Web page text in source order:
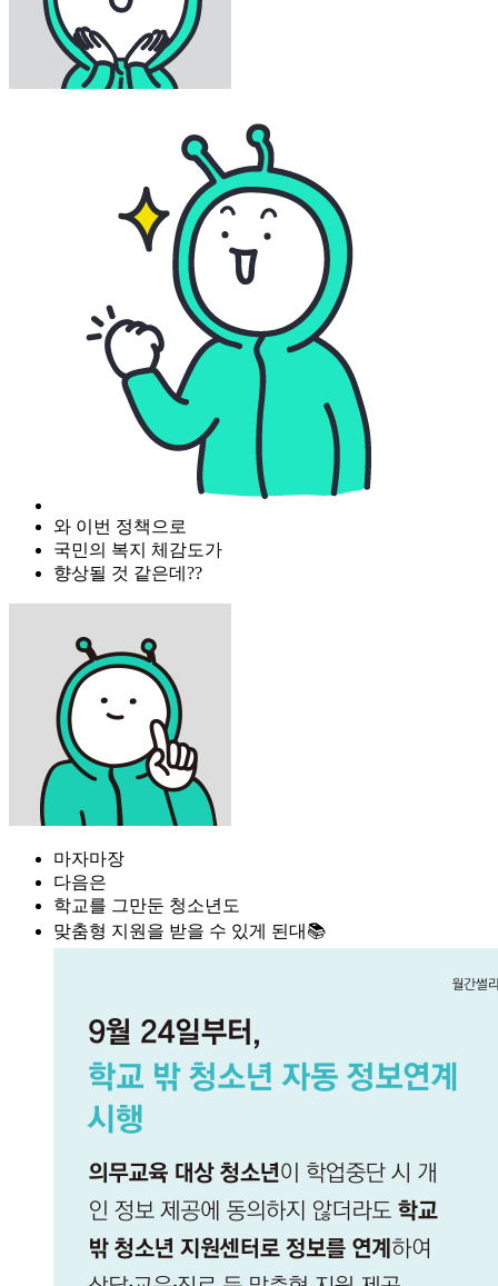
와 이번 정책으로
국민의 복지 체감도가
향상될 것 같은데??
마자마장
다음은
학교를 그만둔 청소년도
맞춤형 지원을 받을 수 있게 된대📚